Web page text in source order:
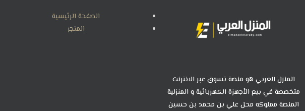
المنزل العربي هو منصة تسوق عبر الانترنت
متخصصة في بيع الأجهزة الكهربائية و المنزلية
المنصة مملوكه محل علي بن محمد بن حسين
الصفحة الرئيسية
المتجر